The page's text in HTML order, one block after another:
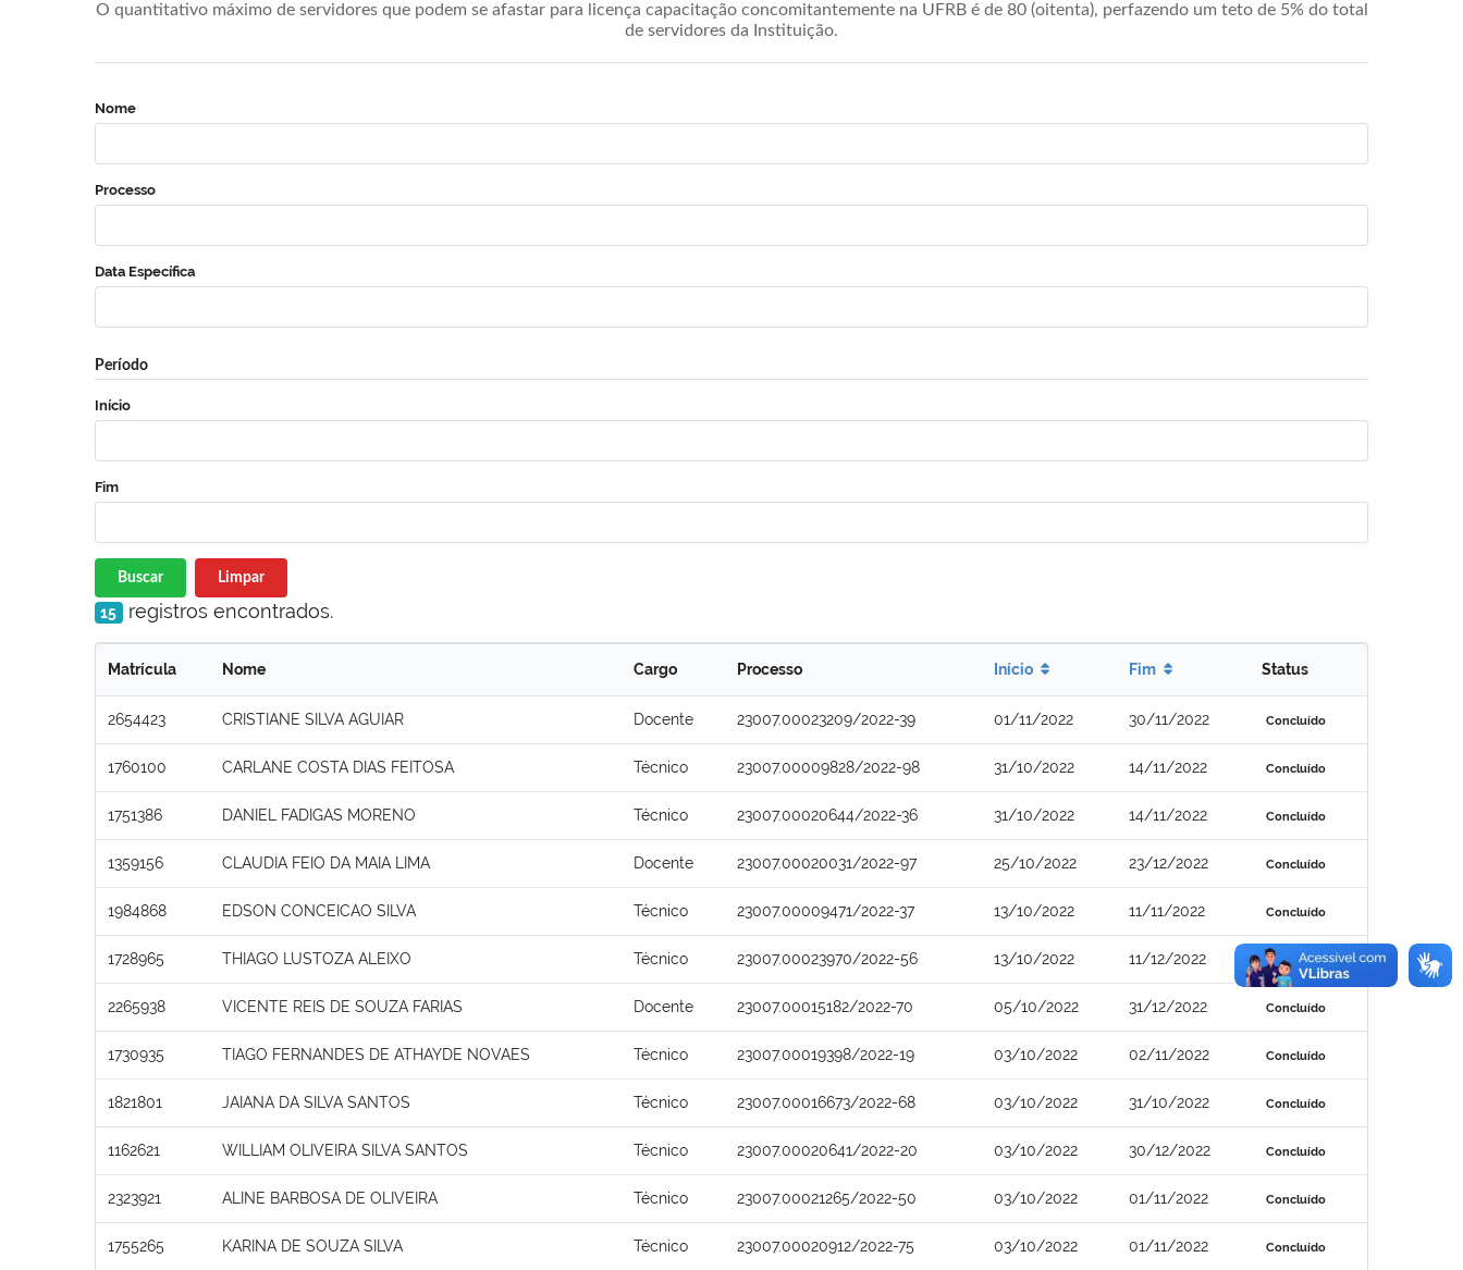
O quantitativo máximo de servidores que podem se afastar para licença capacitação concomitantemente na UFRB é de 80 (oitenta), perfazendo um teto de 5% do total
de servidores da Instituição.
Nome
Processo
Data Específica
Período
Início
Fim
Buscar Limpar
15 registros encontrados.
Matrícula Nome Cargo Processo Início Fim Status
2654423 CRISTIANE SILVA AGUIAR Docente 23007.00023209/2022-39 01/11/2022 30/11/2022 Concluído
1760100 CARLANE COSTA DIAS FEITOSA Técnico 23007.00009828/2022-98 31/10/2022 14/11/2022 Concluído
1751386 DANIEL FADIGAS MORENO Técnico 23007.00020644/2022-36 31/10/2022 14/11/2022 Concluído
1359156 CLAUDIA FEIO DA MAIA LIMA Docente 23007.00020031/2022-97 25/10/2022 23/12/2022 Concluído
1984868 EDSON CONCEICAO SILVA Técnico 23007.00009471/2022-37 13/10/2022 11/11/2022 Concluído
1728965 THIAGO LUSTOZA ALEIXO Técnico 23007.00023970/2022-56 13/10/2022 11/12/2022 Concluído
2265938 VICENTE REIS DE SOUZA FARIAS Docente 23007.00015182/2022-70 05/10/2022 31/12/2022 Concluído
1730935 TIAGO FERNANDES DE ATHAYDE NOVAES Técnico 23007.00019398/2022-19 03/10/2022 02/11/2022 Concluído
1821801 JAIANA DA SILVA SANTOS Técnico 23007.00016673/2022-68 03/10/2022 31/10/2022 Concluído
1162621 WILLIAM OLIVEIRA SILVA SANTOS Técnico 23007.00020641/2022-20 03/10/2022 30/12/2022 Concluído
2323921 ALINE BARBOSA DE OLIVEIRA Técnico 23007.00021265/2022-50 03/10/2022 01/11/2022 Concluído
1755265 KARINA DE SOUZA SILVA Técnico 23007.00020912/2022-75 03/10/2022 01/11/2022 Concluído